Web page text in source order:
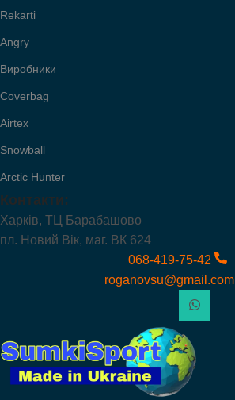
Rekarti
Angry
Виробники
Coverbag
Airtex
Snowball
Arctic Hunter
Контакти:
Харків, ТЦ Барабашово
пл. Новий Вік, маг. ВК 624
068-419-75-42
roganovsu@gmail.com